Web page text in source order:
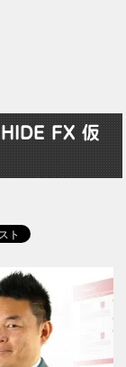
FX 仮